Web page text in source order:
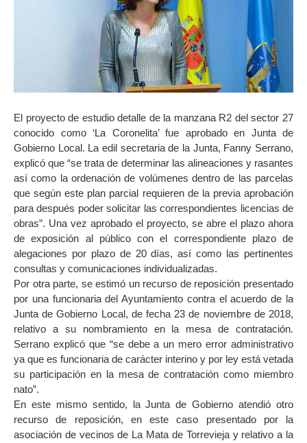
El proyecto de estudio detalle de la manzana R2 del sector 27
conocido como ‘La Coronelita’ fue aprobado en Junta de
Gobierno Local. La edil secretaria de la Junta, Fanny Serrano,
explicó que “se trata de determinar las alineaciones y rasantes
así como la ordenación de volúmenes dentro de las parcelas
que según este plan parcial requieren de la previa aprobación
para después poder solicitar las correspondientes licencias de
obras”. Una vez aprobado el proyecto, se abre el plazo ahora
de exposición al público con el correspondiente plazo de
alegaciones por plazo de 20 días, así como las pertinentes
consultas y comunicaciones individualizadas.
Por otra parte, se estimó un recurso de reposición presentado
por una funcionaria del Ayuntamiento contra el acuerdo de la
Junta de Gobierno Local, de fecha 23 de noviembre de 2018,
relativo a su nombramiento en la mesa de contratación.
Serrano explicó que “se debe a un mero error administrativo
ya que es funcionaria de carácter interino y por ley está vetada
su participación en la mesa de contratación como miembro
nato”.
En este mismo sentido, la Junta de Gobierno atendió otro
recurso de reposición, en este caso presentado por la
asociación de vecinos de La Mata de Torrevieja y relativo a la